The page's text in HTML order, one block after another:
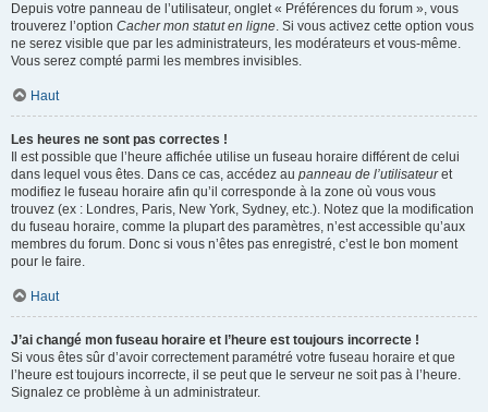
Depuis votre panneau de l’utilisateur, onglet « Préférences du forum », vous
trouverez l’option Cacher mon statut en ligne. Si vous activez cette option vous
ne serez visible que par les administrateurs, les modérateurs et vous-même.
Vous serez compté parmi les membres invisibles.
Haut
Les heures ne sont pas correctes !
Il est possible que l’heure affichée utilise un fuseau horaire différent de celui
dans lequel vous êtes. Dans ce cas, accédez au panneau de l’utilisateuret
modifiez le fuseau horaire afin qu’il corresponde à la zone où vous vous
trouvez (ex : Londres, Paris, New York, Sydney, etc.). Notez que la modification
du fuseau horaire, comme la plupart des paramètres, n’est accessible qu’aux
membres du forum. Donc si vous n’êtes pas enregistré, c’est le bon moment
pour le faire.
Haut
J’ai changé mon fuseau horaire et l’heure est toujours incorrecte !
Si vous êtes sûr d’avoir correctement paramétré votre fuseau horaire et que
l’heure est toujours incorrecte, il se peut que le serveur ne soit pas à l’heure.
Signalez ce problème à un administrateur.